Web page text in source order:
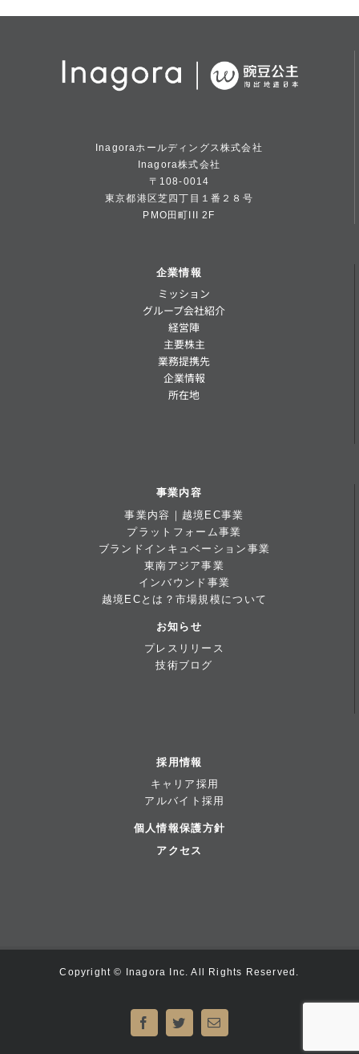
Inagoraホールディングス株式会社
Inagora株式会社
〒108-0014
東京都港区芝四丁目１番２８号
PMO田町III 2F
企業情報
ミッション
グループ会社紹介
経営陣
主要株主
業務提携先
企業情報
所在地
事業内容
事業内容｜越境EC事業
プラットフォーム事業
ブランドインキュベーション事業
東南アジア事業
インバウンド事業
越境ECとは？市場規模について
お知らせ
プレスリリース
技術ブログ
採用情報
キャリア採用
アルバイト採用
個人情報保護方針
アクセス
Copyright © Inagora Inc. All Rights Reserved.
FacebookTwitter
電